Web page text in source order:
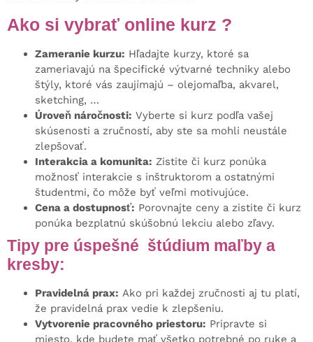
Ako si vybrať online kurz ?
Zameranie kurzu: Hľadajte kurzy, ktoré sa
zameriavajú na špecifické výtvarné techniky alebo
štýly, ktoré vás zaujímajú – olejomaľba, akvarel,
sketching, …
Úroveň náročnosti: Vyberte si kurz podľa vašej
skúsenosti a zručností, aby ste sa mohli neustále
zlepšovať.
Interakcia a komunita: Zistite či kurz ponúka
možnosť interakcie s inštruktorom a ostatnými
študentmi, čo môže byť veľmi motivujúce.
Cena a dostupnosť: Porovnajte ceny a zistite či kurz
ponúka bezplatnú skúšobnú lekciu alebo zľavy.
Tipy pre úspešné štúdium maľby a
kresby:
Pravidelná prax: Ako pri každej zručnosti aj tu platí,
že pravidelná prax vedie k zlepšeniu.
Vytvorenie pracovného priestoru: Pripravte si
miesto, kde budete mať všetko potrebné po ruke a